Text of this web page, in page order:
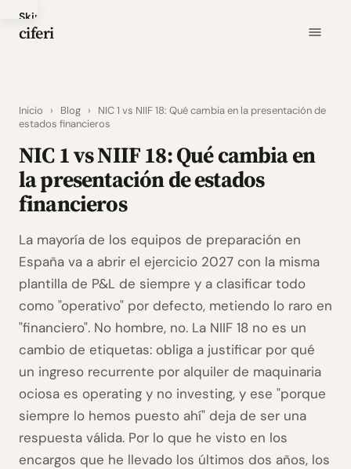
Skip
to
ciferi
Inicio › Blog ›
NIC 1 vs NIIF 18: Qué cambia en la presentación de
estados financieros
NIC 1 vs NIIF 18: Qué cambia en
la presentación de estados
financieros
La mayoría de los equipos de preparación en
España va a abrir el ejercicio 2027 con la misma
plantilla de P&L de siempre y a clasificar todo
como "operativo" por defecto, metiendo lo raro en
"financiero". No hombre, no. La NIIF 18 no es un
cambio de etiquetas: obliga a justificar por qué
un ingreso recurrente por alquiler de maquinaria
ociosa es operating y no investing, y ese "porque
siempre lo hemos puesto ahí" deja de ser una
respuesta válida. Por lo que he visto en los
encargos que he llevado los últimos dos años, los